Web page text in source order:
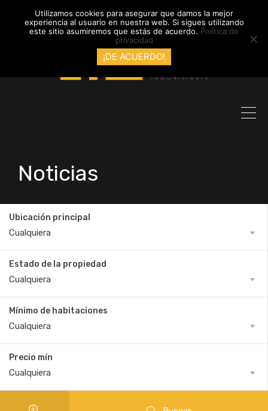
info@inmobiliariadyl.com
Noticias
Ubicación principal
Cualquiera
Estado de la propiedad
Cualquiera
Mínimo de habitaciones
Cualquiera
Precio mín
Cualquiera
Utilizamos cookies para asegurar que damos la mejor
experiencia al usuario en nuestra web. Si sigues utilizando
este sitio asumiremos que estás de acuerdo. Política de
privacidad
¡DE ACUERDO!